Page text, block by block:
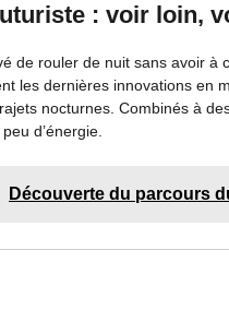
: voir loin,
de rouler de nuit sans avoir à
les dernières innovations en
nocturnes. Combinés à
d’énergie.
Découverte du parcours